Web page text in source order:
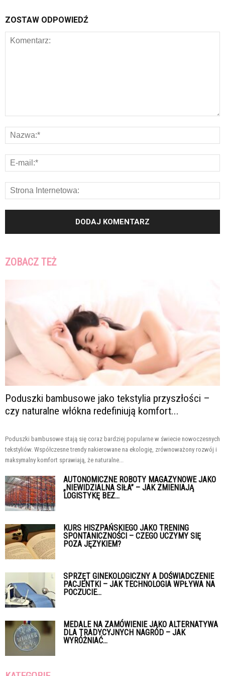
ZOSTAW ODPOWIEDŹ
ZOBACZ TEŻ
Poduszki bambusowe jako tekstylia przyszłości –
czy naturalne włókna redefiniują komfort...
Poduszki bambusowe stają się coraz bardziej popularne w świecie nowoczesnych
tekstyliów. Współczesne trendy nakierowane na ekologię, zrównoważony rozwój i
maksymalny komfort sprawiają, że naturalne...
AUTONOMICZNE ROBOTY MAGAZYNOWE JAKO
„NIEWIDZIALNA SIŁA” – JAK ZMIENIAJĄ
LOGISTYKĘ BEZ...
KURS HISZPAŃSKIEGO JAKO TRENING
SPONTANICZNOŚCI – CZEGO UCZYMY SIĘ
POZA JĘZYKIEM?
SPRZĘT GINEKOLOGICZNY A DOŚWIADCZENIE
PACJENTKI – JAK TECHNOLOGIA WPŁYWA NA
POCZUCIE...
MEDALE NA ZAMÓWIENIE JAKO ALTERNATYWA
DLA TRADYCYJNYCH NAGRÓD – JAK
WYRÓŻNIAĆ...